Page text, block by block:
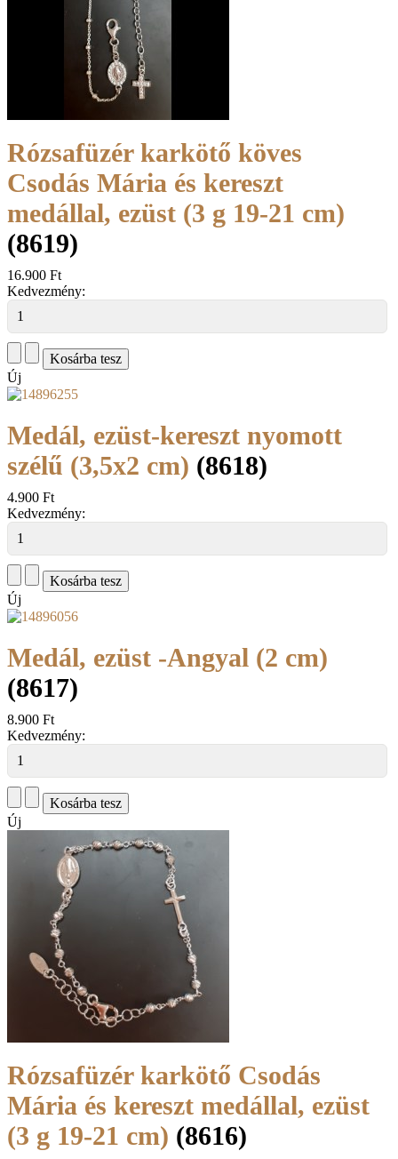
Rózsafüzér karkötő köves
Csodás Mária és kereszt
medállal, ezüst (3 g 19-21 cm)
(8619)
16.900 Ft
Kedvezmény:
Új
Medál, ezüst-kereszt nyomott
szélű (3,5x2 cm) (8618)
4.900 Ft
Kedvezmény:
Új
Medál, ezüst -Angyal (2 cm)
(8617)
8.900 Ft
Kedvezmény:
Új
Rózsafüzér karkötő Csodás
Mária és kereszt medállal, ezüst
(3 g 19-21 cm) (8616)